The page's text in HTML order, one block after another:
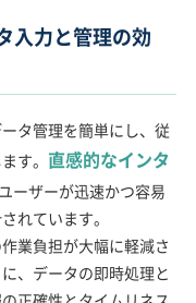
入力と管理の効
タ管理を簡単にし、従
す。 直感的なインタ
ーザーが迅速かつ容易
れています。
業負担が大幅に軽減さ
、データの即時処理と